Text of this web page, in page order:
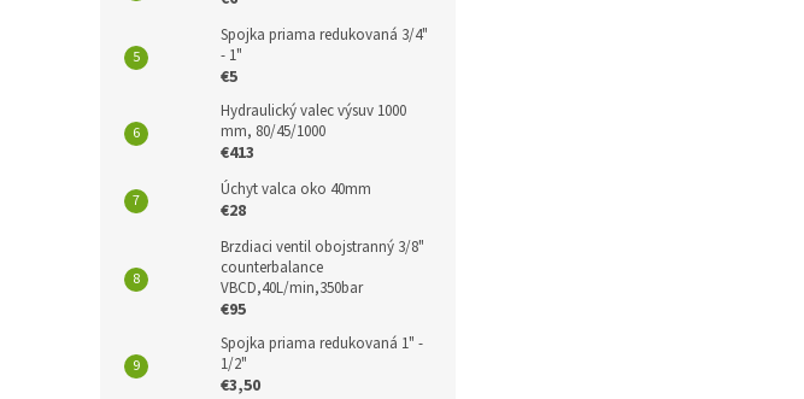
Spojka priama redukovaná 3/4"
- 1"
€5
Hydraulický valec výsuv 1000
mm, 80/45/1000
€413
Úchyt valca oko 40mm
€28
Brzdiaci ventil obojstranný 3/8"
counterbalance
VBCD,40L/min,350bar
€95
Spojka priama redukovaná 1" -
1/2"
€3,50